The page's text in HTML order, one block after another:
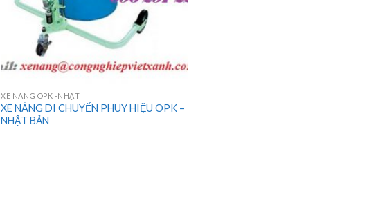
XE NÂNG OPK -NHẬT
XE NÂNG DI CHUYỂN PHUY HIỆU OPK –
NHẬT BẢN